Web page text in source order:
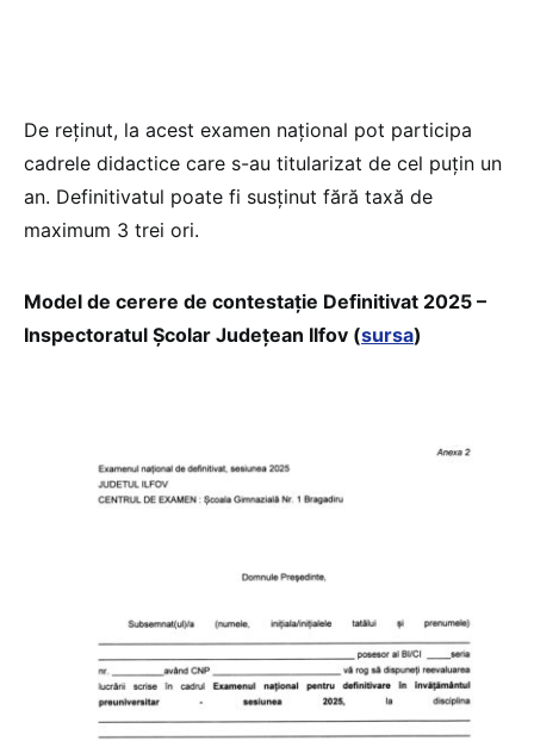
De reținut, la acest examen național pot participa
cadrele didactice care s-au titularizat de cel puțin un
an. Definitivatul poate fi susținut fără taxă de
maximum 3 trei ori.
Model de cerere de contestație Definitivat 2025 –
Inspectoratul Școlar Județean Ilfov (sursa)